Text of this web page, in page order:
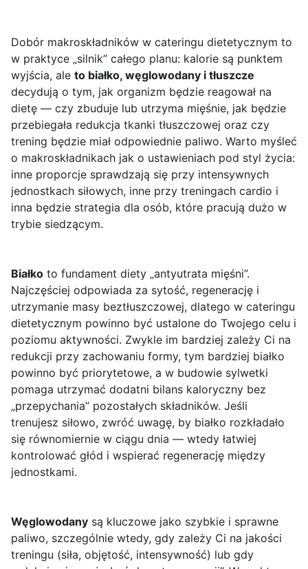
Dobór makroskładników w cateringu dietetycznym to
w praktyce „silnik” całego planu: kalorie są punktem
wyjścia, ale to białko, węglowodany i tłuszcze
decydują o tym, jak organizm będzie reagował na
dietę — czy zbuduje lub utrzyma mięśnie, jak będzie
przebiegała redukcja tkanki tłuszczowej oraz czy
trening będzie miał odpowiednie paliwo. Warto myśleć
o makroskładnikach jak o ustawieniach pod styl życia:
inne proporcje sprawdzają się przy intensywnych
jednostkach siłowych, inne przy treningach cardio i
inna będzie strategia dla osób, które pracują dużo w
trybie siedzącym.
Białko to fundament diety „antyutrata mięśni”.
Najczęściej odpowiada za sytość, regenerację i
utrzymanie masy beztłuszczowej, dlatego w cateringu
dietetycznym powinno być ustalone do Twojego celu i
poziomu aktywności. Zwykle im bardziej zależy Ci na
redukcji przy zachowaniu formy, tym bardziej białko
powinno być priorytetowe, a w budowie sylwetki
pomaga utrzymać dodatni bilans kaloryczny bez
„przepychania” pozostałych składników. Jeśli
trenujesz siłowo, zwróć uwagę, by białko rozkładało
się równomiernie w ciągu dnia — wtedy łatwiej
kontrolować głód i wspierać regenerację między
jednostkami.
Węglowodany są kluczowe jako szybkie i sprawne
paliwo, szczególnie wtedy, gdy zależy Ci na jakości
treningu (siła, objętość, intensywność) lub gdy